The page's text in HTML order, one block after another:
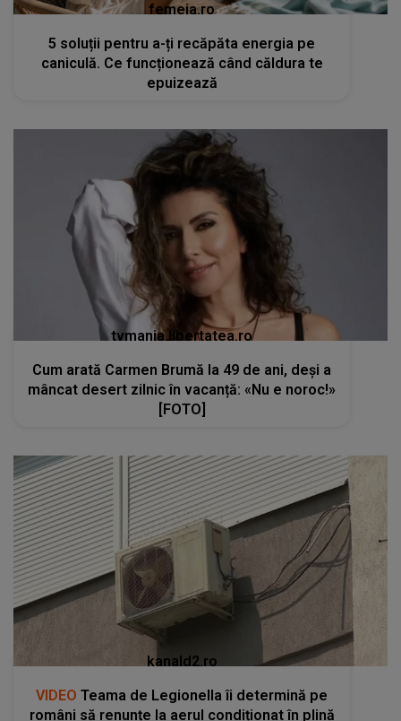
femeia.ro
5 soluții pentru a-ți recăpăta energia pe
caniculă. Ce funcționează când căldura te
epuizează
tvmania.libertatea.ro
Cum arată Carmen Brumă la 49 de ani, deși a
mâncat desert zilnic în vacanță: «Nu e noroc!»
[FOTO]
kanald2.ro
VIDEO Teama de Legionella îi determină pe
români să renunțe la aerul condiționat în plină